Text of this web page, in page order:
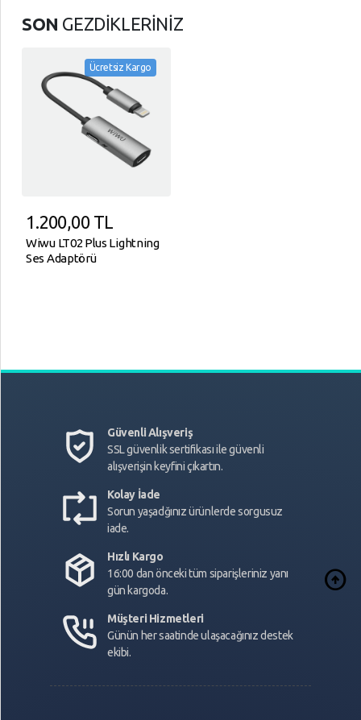
SON GEZDİKLERİNİZ
Ücretsiz Kargo
1.200,00TL
Wiwu LT02 Plus Lightning
Ses Adaptörü
Güvenli Alışveriş
SSL güvenlik sertifikası ile güvenli
alışverişin keyfini çıkartın.
Kolay İade
Sorun yaşadğınız ürünlerde sorgusuz
iade.
Hızlı Kargo
16:00 dan önceki tüm siparişleriniz yanı
gün kargoda.
Müşteri Hizmetleri
Günün her saatinde ulaşacağınız destek
ekibi.
arrow_circle_up